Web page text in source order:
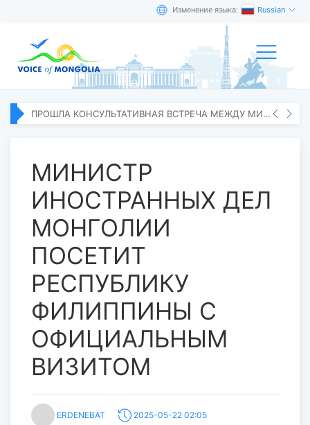
Изменение языка: Russian
ПРОШЛА КОНСУЛЬТАТИВНАЯ ВСТРЕЧА МЕЖДУ МИД МОНГОЛИИ И ЯПОНИИ
МИНИСТР
ИНОСТРАННЫХ ДЕЛ
МОНГОЛИИ
ПОСЕТИТ
РЕСПУБЛИКУ
ФИЛИППИНЫ С
ОФИЦИАЛЬНЫМ
ВИЗИТОМ
ERDENEBAT
2025-05-22 02:05